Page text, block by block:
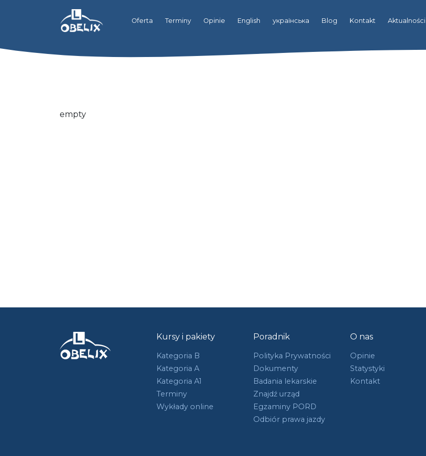
Oferta Terminy Opinie English українська Blog Kontakt Aktualności
empty
Kursy i pakiety
Kategoria B
Kategoria A
Kategoria A1
Terminy
Wykłady online
Poradnik
Polityka Prywatności
Dokumenty
Badania lekarskie
Znajdź urząd
Egzaminy PORD
Odbiór prawa jazdy
O nas
Opinie
Statystyki
Kontakt